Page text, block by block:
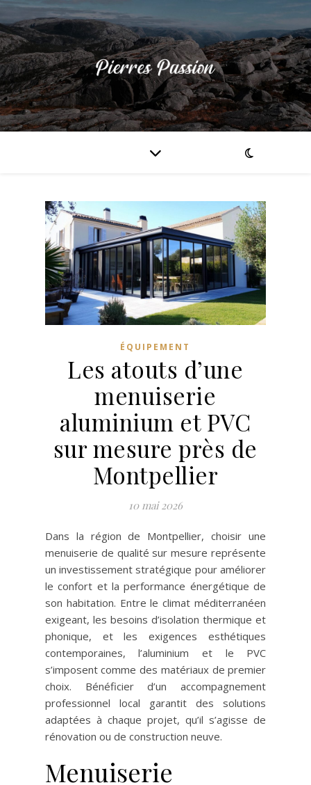
ÉQUIPEMENT
Les atouts d’une
menuiserie
aluminium et PVC
sur mesure près de
Montpellier
10 mai 2026
Dans la région de Montpellier, choisir une
menuiserie de qualité sur mesure représente
un investissement stratégique pour améliorer
le confort et la performance énergétique de
son habitation. Entre le climat méditerranéen
exigeant, les besoins d’isolation thermique et
phonique, et les exigences esthétiques
contemporaines, l’aluminium et le PVC
s’imposent comme des matériaux de premier
choix. Bénéficier d’un accompagnement
professionnel local garantit des solutions
adaptées à chaque projet, qu’il s’agisse de
rénovation ou de construction neuve.
Menuiserie